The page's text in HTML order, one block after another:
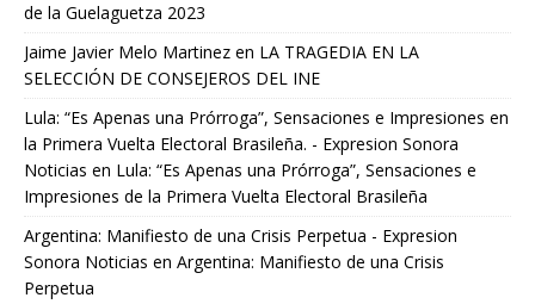
de la Guelaguetza 2023
Jaime Javier Melo Martinez en LA TRAGEDIA EN LA
SELECCIÓN DE CONSEJEROS DEL INE
Lula: “Es Apenas una Prórroga”, Sensaciones e Impresiones en
la Primera Vuelta Electoral Brasileña. - Expresion Sonora
Noticias en Lula: “Es Apenas una Prórroga”, Sensaciones e
Impresiones de la Primera Vuelta Electoral Brasileña
Argentina: Manifiesto de una Crisis Perpetua - Expresion
Sonora Noticias en Argentina: Manifiesto de una Crisis
Perpetua